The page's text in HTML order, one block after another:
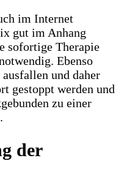
im Internet
gut im Anhang
sofortige Therapie
Ebenso
und daher
gestoppt werden und
zu einer
der